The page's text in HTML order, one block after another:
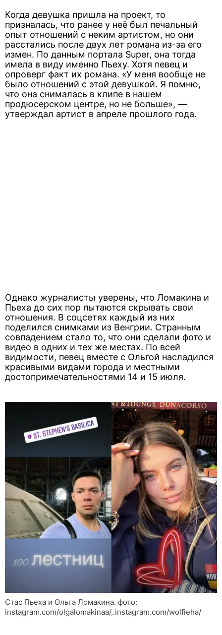
Когда девушка пришла на проект, то
призналась, что ранее у неё был печальный
опыт отношений с неким артистом, но они
расстались после двух лет романа из-за его
измен. По данным портала Super, она тогда
имела в виду именно Пьеху. Хотя певец и
опроверг факт их романа. «У меня вообще не
было отношений с этой девушкой. Я помню,
что она снималась в клипе в нашем
продюсерском центре, но не больше», —
утверждал артист в апреле прошлого года.
Однако журналисты уверены, что Ломакина и
Пьеха до сих пор пытаются скрывать свои
отношения. В соцсетях каждый из них
поделился снимками из Венгрии. Странным
совпадением стало то, что они сделали фото и
видео в одних и тех же местах. По всей
видимости, певец вместе с Ольгой насладился
красивыми видами города и местными
достопримечательностями 14 и 15 июля.
Стас Пьеха и Ольга Ломакина. фото:
instagram.com/olgalomakinaa/,.instagram.com/wolfieha/